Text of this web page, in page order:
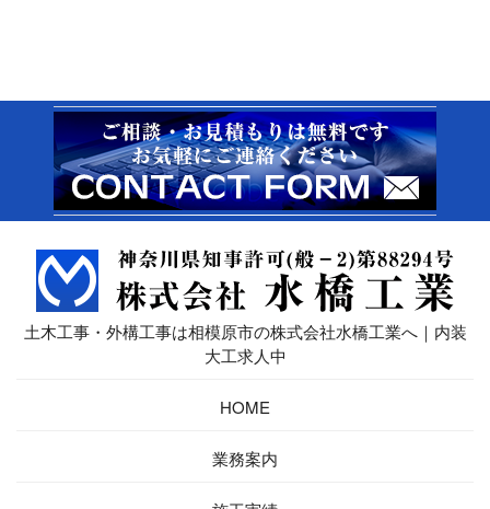
土木工事・外構工事は相模原市の株式会社水橋工業へ｜内装
大工求人中
HOME
業務案内